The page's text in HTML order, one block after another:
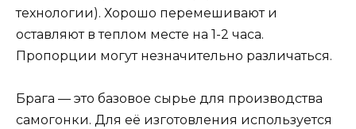
технологии). Хорошо перемешивают и
оставляют в теплом месте на 1-2 часа.
Пропорции могут незначительно различаться.
Брага — это базовое сырье для производства
самогонки. Для её изготовления используется